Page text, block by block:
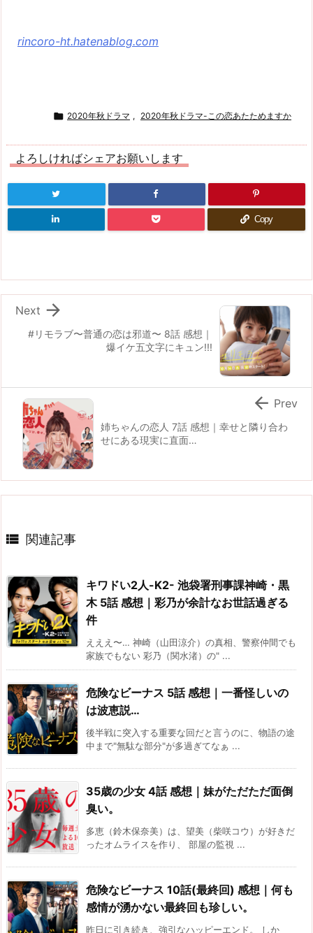
rincoro-ht.hatenablog.com
 2020年秋ドラマ , 2020年秋ドラマ-この恋あたためますか
よろしければシェアお願いします
Copy
#リモラブ〜普通の恋は邪道〜 8話 感想｜
爆イケ五文字にキュン!!!

Next
姉ちゃんの恋人 7話 感想｜幸せと隣り合わ
せにある現実に直面…
 Prev
 関連記事
キワドい2人-K2- 池袋署刑事課神崎・黒
木 5話 感想｜彩乃が余計なお世話過ぎる
件
えええ〜… 神崎（山田涼介）の真相、警察仲間でも
家族でもない 彩乃（関水渚）の" ...
危険なビーナス 5話 感想｜一番怪しいの
は波恵説…
後半戦に突入する重要な回だと言うのに、物語の途
中まで"無駄な部分"が多過ぎてなぁ ...
35歳の少女 4話 感想｜妹がただただ面倒
臭い。
多恵（鈴木保奈美）は、望美（柴咲コウ）が好きだ
ったオムライスを作り、 部屋の監視 ...
危険なビーナス 10話(最終回) 感想｜何も
感情が湧かない最終回も珍しい。
昨日に引き続き、強引なハッピーエンド。 しか